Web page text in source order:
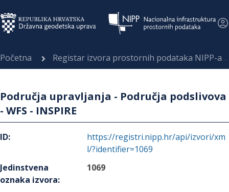
Početna Registar izvora prostornih podataka NIPP-a
Područja upravljanja - Područja podslivova
- WFS - INSPIRE
ID:
https://registri.nipp.hr/api/izvori/xm
l/?identifier=1069
Jedinstvena
oznaka izvora:
1069